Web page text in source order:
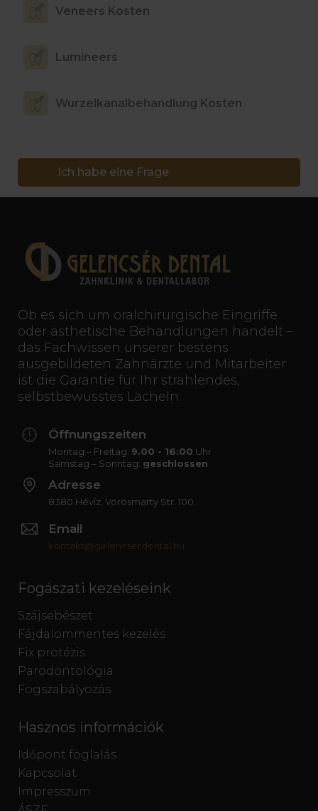
Veneers Kosten
Lumineers
Wurzelkanalbehandlung Kosten
Ich habe eine Frage
Ob es sich um oralchirurgische Eingriffe
oder ästhetische Behandlungen handelt –
das Fachwissen unserer bestens
ausgebildeten Zahnärzte und Mitarbeiter
ist die Garantie für Ihr strahlendes,
selbstbewusstes Lächeln.
Öffnungszeiten
Montag – Freitag: 9.00 - 16:00 Uhr
Samstag – Sonntag: geschlossen
Adresse
8380 Hévíz, Vörösmarty Str. 100.
Email
kontakt@gelencserdental.hu
Fogászati kezeléseink
Szájsebészet
Fájdalommentes kezelés
Fix protézis
Parodontológia
Fogszabályozás
Hasznos információk
Időpont foglalás
Kapcsolat
Impresszum